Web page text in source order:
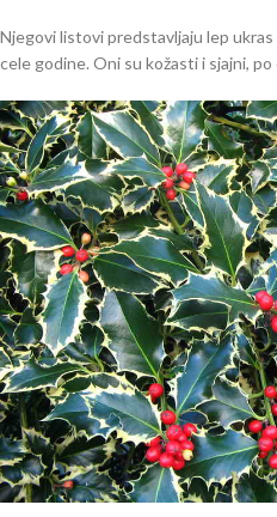
Njegovi listovi predstavljaju lep
cele godine. Oni su kožasti i sjajni,